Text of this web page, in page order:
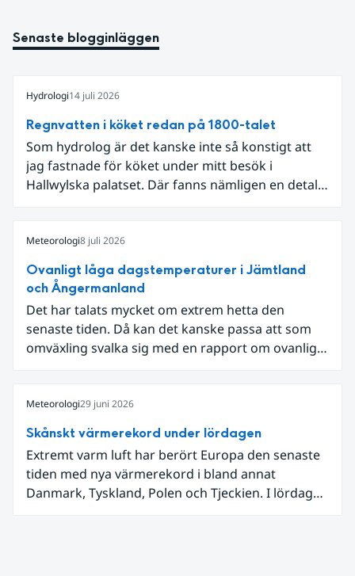
Senaste blogginläggen
Hydrologi14 juli 2026
Regnvatten i köket redan på 1800-talet
Som hydrolog är det kanske inte så konstigt att
jag fastnade för köket under mitt besök i
Hallwylska palatset. Där fanns nämligen en detalj
Meteorologi8 juli 2026
Ovanligt låga dagstemperaturer i Jämtland
och Ångermanland
Det har talats mycket om extrem hetta den
senaste tiden. Då kan det kanske passa att som
omväxling svalka sig med en rapport om ovanligt
Meteorologi29 juni 2026
Skånskt värmerekord under lördagen
Extremt varm luft har berört Europa den senaste
tiden med nya värmerekord i bland annat
Danmark, Tyskland, Polen och Tjeckien. I lördags